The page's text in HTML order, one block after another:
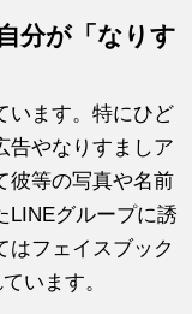
分が「なりす
います。特にひど
告やなりすましア
彼等の写真や名前
LINEグループに誘
はフェイスブック
います。